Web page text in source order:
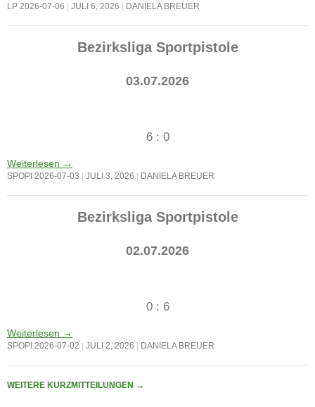
LP 2026-07-06 JULI 6, 2026 DANIELA BREUER
Bezirksliga Sportpistole
03.07.2026
6 : 0
Weiterlesen →
SPOPI 2026-07-03 JULI 3, 2026 DANIELA BREUER
Bezirksliga Sportpistole
02.07.2026
0 : 6
Weiterlesen →
SPOPI 2026-07-02 JULI 2, 2026 DANIELA BREUER
WEITERE KURZMITTEILUNGEN →